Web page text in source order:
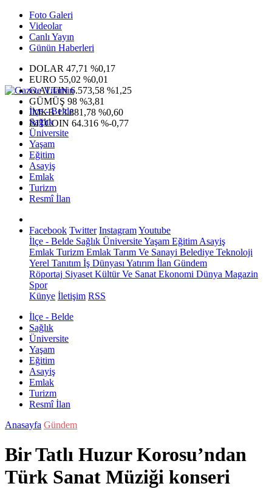
Foto Galeri
Videolar
Canlı Yayın
Günün Haberleri
DOLAR 47,71 %0,17
EURO 55,02 %0,01
G.ALTIN6.573,58 %1,25
GÜMÜŞ 98 %3,81
IMKB13.881,78 %0,60
BITCOIN 64.316 %-0,77
İlçe - Belde
Sağlık
Üniversite
Yaşam
Eğitim
Asayiş
Emlak
Turizm
Resmî İlan
Facebook Twitter InstagramYoutube
İlçe - Belde Sağlık ÜniversiteYaşam Eğitim Asayiş
Emlak Turizm Emlak Tarım Ve Sanayi Belediye Teknoloji
Yerel Tanıtım İş Dünyası Yatırım İlan Gündem
Röportaj Siyaset Kültür Ve Sanat Ekonomi Dünya Magazin
Spor
Künye İletişim RSS
İlçe - Belde
Sağlık
Üniversite
Yaşam
Eğitim
Asayiş
Emlak
Turizm
Resmî İlan
Anasayfa Gündem
Bir Tatlı Huzur Korosu’ndan
Türk Sanat Müziği konseri